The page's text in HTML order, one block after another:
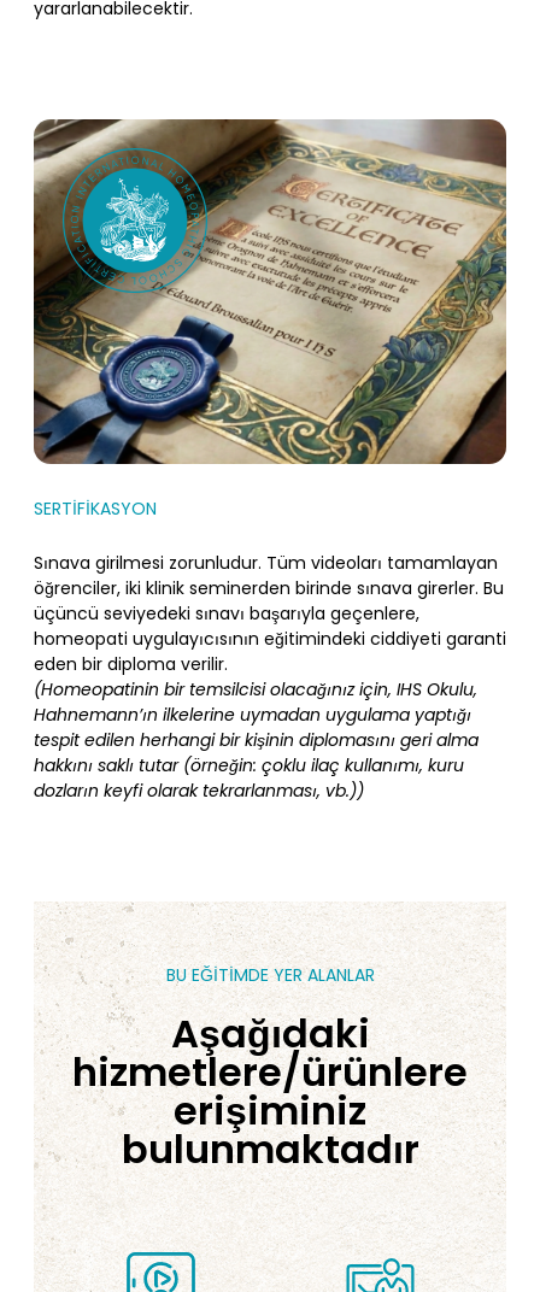
yararlanabilecektir.
SERTİFİKASYON
Sınava girilmesi zorunludur. Tüm videoları tamamlayan
öğrenciler, iki klinik seminerden birinde sınava girerler. Bu
üçüncü seviyedeki sınavı başarıyla geçenlere,
homeopati uygulayıcısının eğitimindeki ciddiyeti garanti
eden bir diploma verilir.
(Homeopatinin bir temsilcisi olacağınız için, IHS Okulu,
Hahnemann’ın ilkelerine uymadan uygulama yaptığı
tespit edilen herhangi bir kişinin diplomasını geri alma
hakkını saklı tutar (örneğin: çoklu ilaç kullanımı, kuru
dozların keyfi olarak tekrarlanması, vb.))
BU EĞİTİMDE YER ALANLAR
Aşağıdaki
hizmetlere/ürünlere
erişiminiz
bulunmaktadır